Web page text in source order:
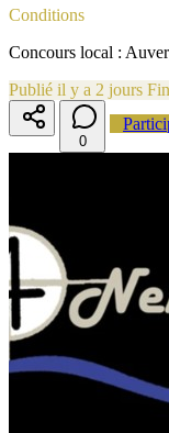
Conditions
Concours local :
Publié il y a 2 jours
0